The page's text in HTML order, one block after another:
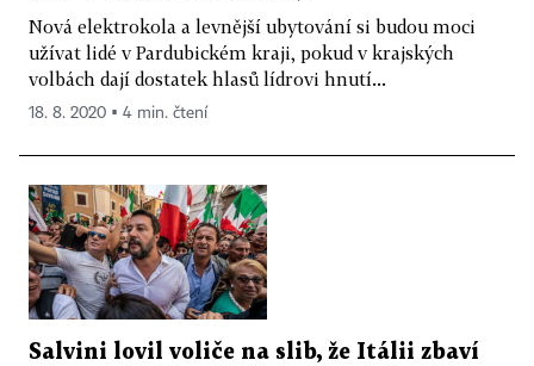
Nová elektrokola a levnější ubytování si budou moci
užívat lidé v Pardubickém kraji, pokud v krajských
volbách dají dostatek hlasů lídrovi hnutí...
18. 8. 2020 ▪ 4 min. čtení
Salvini lovil voliče na slib, že Itálii zbaví